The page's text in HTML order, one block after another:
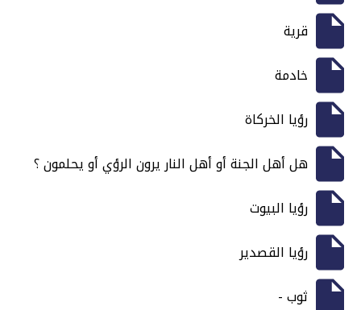
قرية
خادمة
رؤيا الخركاة
هل أهل الجنة أو أهل النار يرون الرؤي أو يحلمون ؟
رؤيا البيوت
رؤيا القصدير
ثوب -